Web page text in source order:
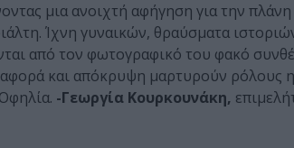
μια ανοιχτή αφήγηση για την
Ίχνη γυναικών, θραύσματα
από τον φωτογραφικό του φακό
και απόκρυψη μαρτυρούν ρόλους
-Γεωργία Κουρκουνάκη,